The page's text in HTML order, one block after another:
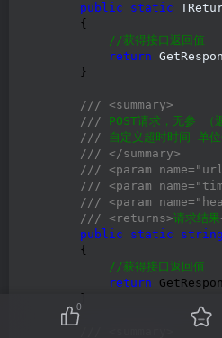
public
static
        {
//获得接口返回值
return
        }
///
<summary>
/// POST请求，无参 （
/// 自定义超时时间 单
///
</summary>
///
<param
///
<param
///
<param
///
<returns>请求结果
public
static string
        {
//获得接口返回值
return
0